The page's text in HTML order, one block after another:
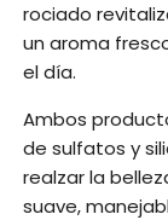
rociado
un aroma
el día.
Ambos
de sulfatos y
realzar la
suave,